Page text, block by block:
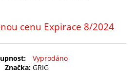
cenu Expirace 8/2024
Vyprodáno
Značka: GRIG